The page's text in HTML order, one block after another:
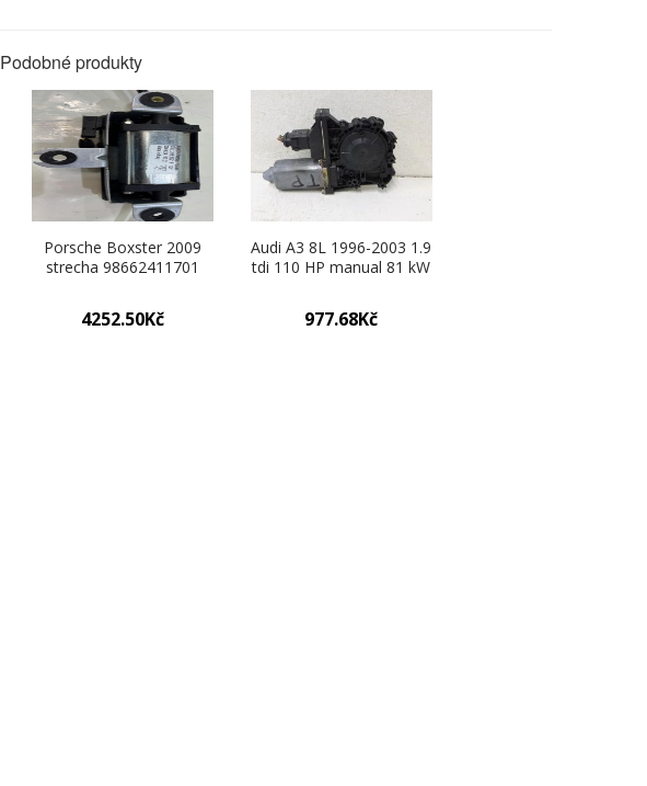
Podobné produkty
Porsche Boxster 2009
strecha 98662411701
4252.50Kč
Audi A3 8L 1996-2003 1.9
tdi 110 HP manual 81 kW
mechanizmus okná zadné
pravý 8L4959802A
977.68Kč